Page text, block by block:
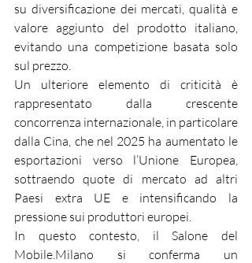
su diversificazione dei mercati, qualità e
valore aggiunto del prodotto italiano,
evitando una competizione basata solo
sul prezzo.
Un ulteriore elemento di criticità è
rappresentato dalla crescente
concorrenza internazionale, in particolare
dalla Cina, che nel 2025 ha aumentato le
esportazioni verso l’Unione Europea,
sottraendo quote di mercato ad altri
Paesi extra UE e intensificando la
pressione sui produttori europei.
In questo contesto, il Salone del
Mobile.Milano si conferma un